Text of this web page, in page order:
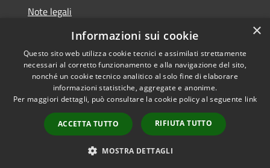
Note legali
Dichiarazione di accessibilità
Accessibilità
Copyright © 2026 • Comune di
Andora • Powered by
Municipium•
Accesso
redazione
×
Informazioni sui cookie
Questo sito web utilizza cookie tecnici e assimilati strettamente
necessari al corretto funzionamento e alla navigazione del sito,
nonché un cookie tecnico analitico al solo fine di elaborare
informazioni statistiche, aggregate e anonime.
Per maggiori dettagli, può consultare la cookie policy al seguente link
ACCETTA TUTTO RIFIUTA TUTTO
MOSTRA DETTAGLI